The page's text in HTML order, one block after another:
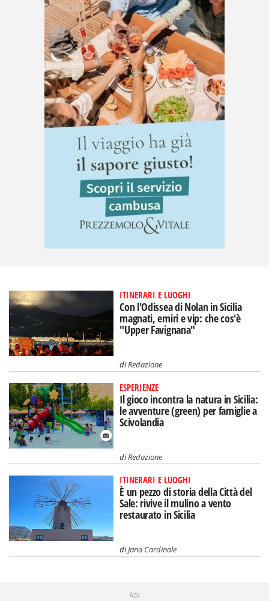
ITINERARI E LUOGHI
Con l'Odissea di Nolan in Sicilia
magnati, emiri e vip: che cos'è
"Upper Favignana"
diRedazione
ESPERIENZE
Il gioco incontra la natura in Sicilia:
le avventure (green) per famiglie a
Scivolandia
diRedazione
ITINERARI E LUOGHI
È un pezzo di storia della Città del
Sale: rivive il mulino a vento
restaurato in Sicilia
diJana Cardinale
Adv